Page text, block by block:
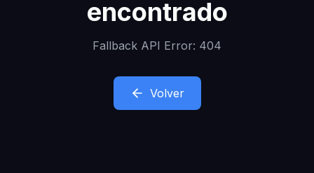
encontrado
Fallback API Error: 404
Volver